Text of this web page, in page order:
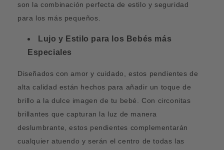
son la combinación perfecta de estilo y seguridad
para los más pequeños.
Lujo y Estilo para los Bebés más
Especiales
Diseñados con amor y cuidado, estos pendientes de
alta calidad están hechos para añadir un toque de
brillo a la dulce imagen de tu bebé. Con circonitas
brillantes que capturan la luz de manera
deslumbrante, estos pendientes complementarán
cualquier atuendo y serán el centro de todas las